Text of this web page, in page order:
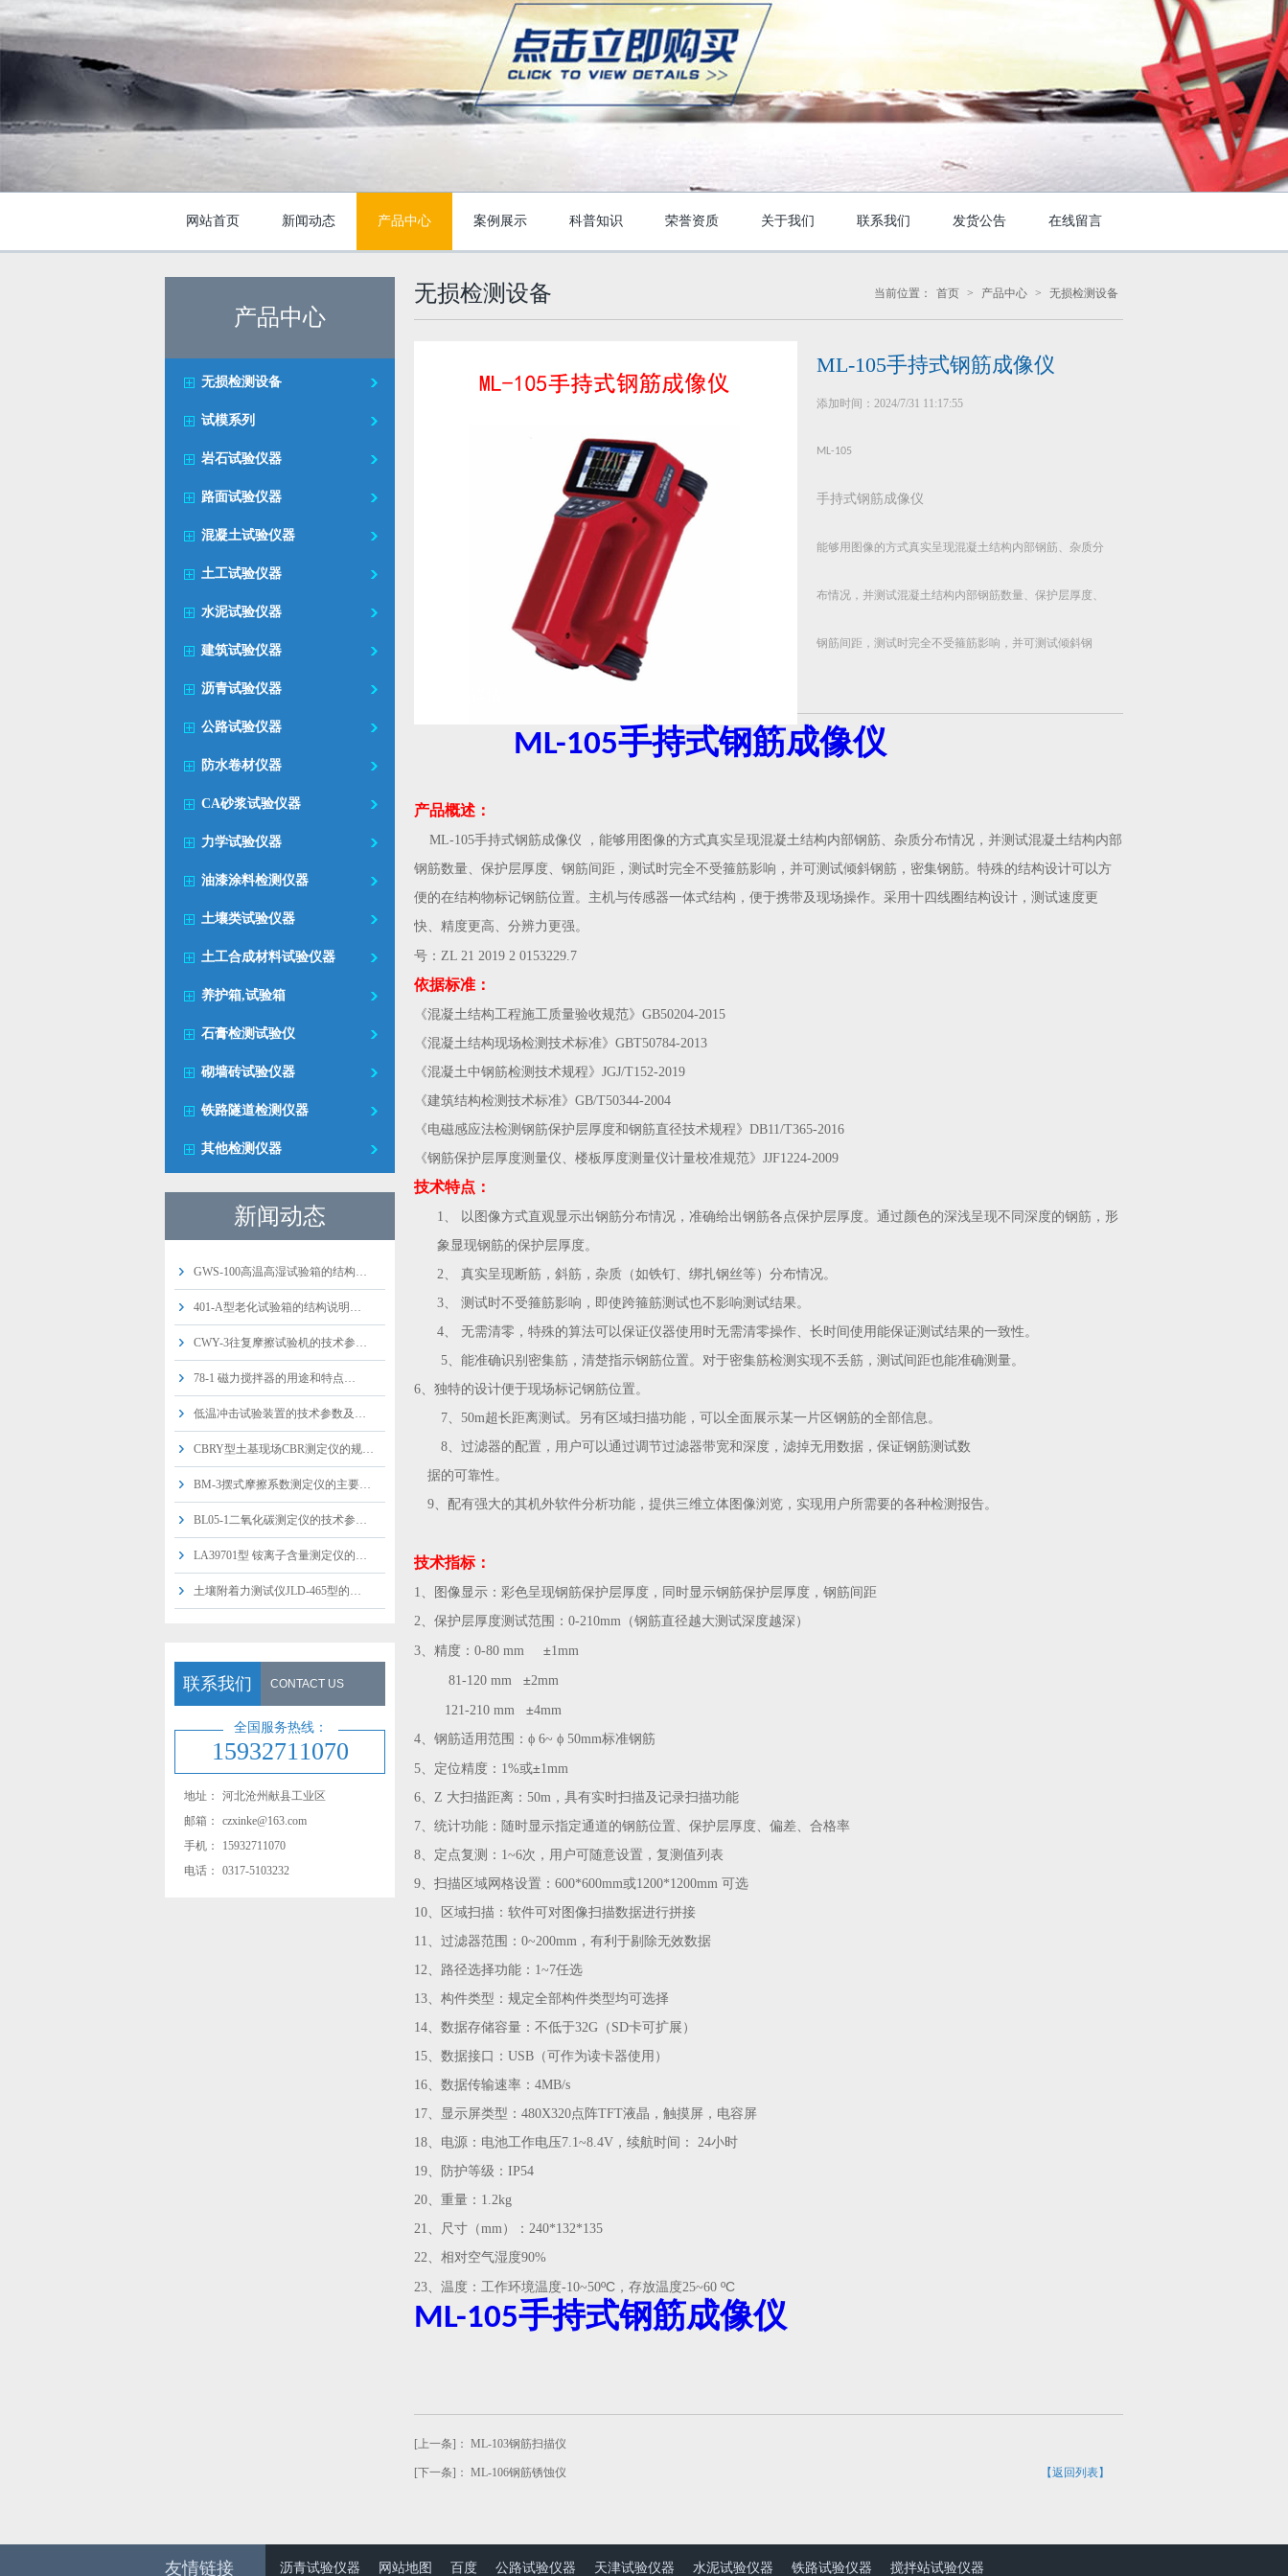
网站首页 新闻动态 产品中心 案例展示 科普知识 荣誉资质 关于我们 联系我们 发货公告 在线留言
产品中心
无损检测设备
试模系列
岩石试验仪器
路面试验仪器
混凝土试验仪器
土工试验仪器
水泥试验仪器
建筑试验仪器
沥青试验仪器
公路试验仪器
防水卷材仪器
CA砂浆试验仪器
力学试验仪器
油漆涂料检测仪器
土壤类试验仪器
土工合成材料试验仪器
养护箱,试验箱
石膏检测试验仪
砌墙砖试验仪器
铁路隧道检测仪器
其他检测仪器
新闻动态
GWS-100高温高湿试验箱的结构…
401-A型老化试验箱的结构说明…
CWY-3往复摩擦试验机的技术参…
78-1 磁力搅拌器的用途和特点…
低温冲击试验装置的技术参数及…
CBRY型土基现场CBR测定仪的规…
BM-3摆式摩擦系数测定仪的主要…
BL05-1二氧化碳测定仪的技术参…
LA39701型 铵离子含量测定仪的…
土壤附着力测试仪JLD-465型的…
联系我们 CONTACT US
15932711070
全国服务热线：
地址：
河北沧州献县工业区
邮箱：
czxinke@163.com
手机：
15932711070
电话：
0317-5103232
无损检测设备 当前位置： 首页 > 产品中心 > 无损检测设备
ML-105手持式钢筋成像仪
添加时间：2024/7/31 11:17:55
ML-105
手持式钢筋成像仪
能够用图像的方式真实呈现混凝土结构内部钢筋、杂质分
布情况，并测试混凝土结构内部钢筋数量、保护层厚度、
钢筋间距，测试时完全不受箍筋影响，并可测试倾斜钢
ML-105手持式钢筋成像仪
产品概述：
ML-105手持式钢筋成像仪 ，能够用图像的方式真实呈现混凝土结构内部钢筋、杂质分布情况，并测试混凝土结构内部
钢筋数量、保护层厚度、钢筋间距，测试时完全不受箍筋影响，并可测试倾斜钢筋，密集钢筋。特殊的结构设计可以方
便的在结构物标记钢筋位置。 主机与传感器一体式结构，便于携带及现场操作。采用十四线圈结构设计，测试速度更
快、精度更高、分辨力更强。
号：ZL 21 2019 2 0153229.7
依据标准：
《混凝土结构工程施工质量验收规范》GB50204-2015
《混凝土结构现场检测技术标准》GBT50784-2013
《混凝土中钢筋检测技术规程》JGJ/T152-2019
《建筑结构检测技术标准》GB/T50344-2004
《电磁感应法检测钢筋保护层厚度和钢筋直径技术规程》DB11/T365-2016
《钢筋保护层厚度测量仪、楼板厚度测量仪计量校准规范》JJF1224-2009
技术特点：
1、 以图像方式直观显示出钢筋分布情况，准确给出钢筋各点保护层厚度。通过颜色的深浅呈现不同深度的钢筋，形
象显现钢筋的保护层厚度。
2、 真实呈现断筋，斜筋，杂质（如铁钉、绑扎钢丝等）分布情况。
3、 测试时不受箍筋影响，即使跨箍筋测试也不影响测试结果。
4、 无需清零，特殊的算法可以保证仪器使用时无需清零操作、长时间使用能保证测试结果的一致性。
5、能准确识别密集筋，清楚指示钢筋位置。对于密集筋检测实现不丢筋，测试间距也能准确测量。
6、独特的设计便于现场标记钢筋位置。
7、50m超长距离测试。另有区域扫描功能，可以全面展示某一片区钢筋的全部信息。
8、过滤器的配置，用户可以通过调节过滤器带宽和深度，滤掉无用数据，保证钢筋测试数
据的可靠性。
9、配有强大的其机外软件分析功能，提供三维立体图像浏览，实现用户所需要的各种检测报告。
技术指标：
1、图像显示：彩色呈现钢筋保护层厚度，同时显示钢筋保护层厚度，钢筋间距
2、保护层厚度测试范围：0-210mm（钢筋直径越大测试深度越深）
3、精度：0-80 mm ±1mm
81-120 mm ±2mm
121-210 mm ±4mm
4、 钢筋适用范围： ϕ 6~ ϕ 50mm标准钢筋
5、 定位精度： 1%或±1mm
6、Z 大扫描距离： 50m，具有实时扫描及记录扫描功能
7、 统计功能：随时显示指定通道的钢筋位置、保护层厚度、偏差、合格率
8、 定点复测： 1~6次，用户可随意设置，复测值列表
9、 扫描区域网格设置： 600*600mm或1200*1200mm 可选
10、
区域扫描：软件可对图像扫描数据进行拼接
11、 过滤器范围： 0~200mm，有利于剔除无效数据
12、 路径选择功能： 1~7任选
13、构件类型：规定全部构件类型均可选择
14、 数据存储容量：不低于32G（SD卡可扩展）
15、 数据接口：USB（可作为读卡器使用）
16、 数据传输速率： 4MB/s
17、显示屏类型：480X320点阵TFT液晶，触摸屏，电容屏
18、 电源：电池工作电压7.1~8.4V，续航时间： 24小时
19、
防护等级：IP54
20、重量：1.2kg
21、尺寸（mm）： 240*132*135
22、相对空气湿度90%
23、 温度：工作环境温度-10~50ºC ， 存放温度25~60 ºC
ML-105手持式钢筋成像仪
[上一条]： ML-103钢筋扫描仪
[下一条]： ML-106钢筋锈蚀仪 【返回列表】
友情链接 沥青试验仪器 网站地图 百度 公路试验仪器 天津试验仪器 水泥试验仪器 铁路试验仪器 搅拌站试验仪器